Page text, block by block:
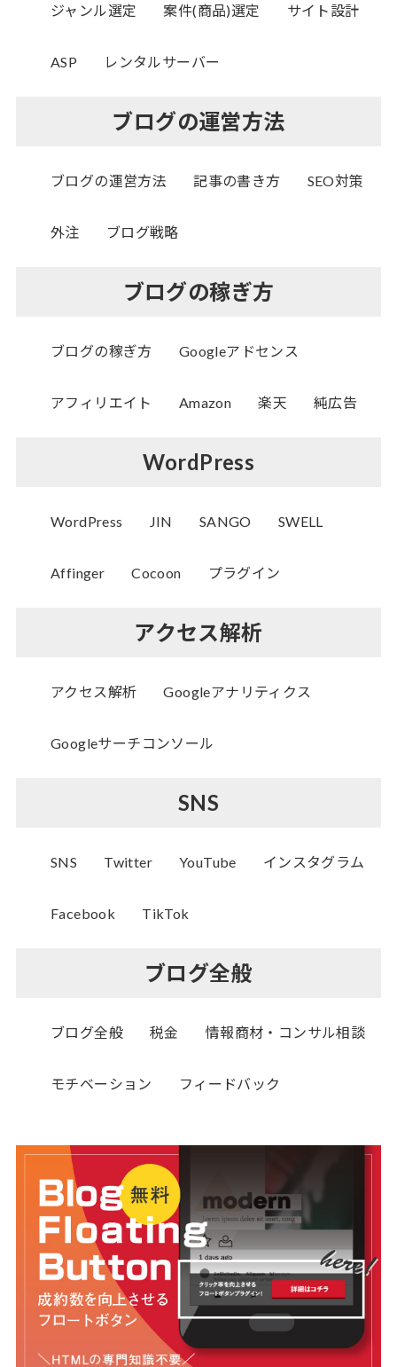
ジャンル選定 案件(商品)選定 サイト設計
ASP レンタルサーバー
ブログの運営方法
ブログの運営方法 記事の書き方 SEO対策
外注 ブログ戦略
ブログの稼ぎ方
ブログの稼ぎ方 Googleアドセンス
アフィリエイト Amazon 楽天 純広告
WordPress
WordPress JIN SANGO SWELL
Affinger Cocoon プラグイン
アクセス解析
アクセス解析 Googleアナリティクス
Googleサーチコンソール
SNS
SNS Twitter YouTube インスタグラム
Facebook TikTok
ブログ全般
ブログ全般 税金 情報商材・コンサル相談
モチベーション フィードバック